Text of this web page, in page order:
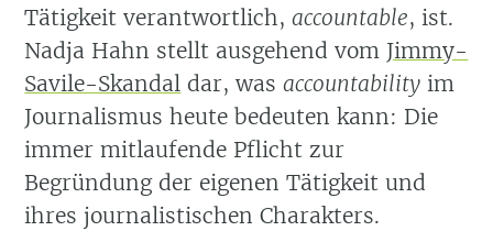
Tätigkeit verantwortlich,accountable, ist.
Nadja Hahn stellt ausgehend vom Jimmy-
Savile-Skandal dar, wasaccountability im
Journalismus heute bedeuten kann: Die
immer mitlaufende Pflicht zur
Begründung der eigenen Tätigkeit und
ihres journalistischen Charakters.